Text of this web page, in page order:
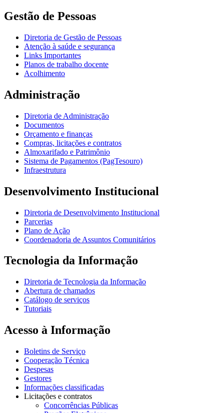
Gestão de Pessoas
Diretoria de Gestão de Pessoas
Atenção à saúde e segurança
Links Importantes
Planos de trabalho docente
Acolhimento
Administração
Diretoria de Administração
Documentos
Orçamento e finanças
Compras, licitações e contratos
Almoxarifado e Patrimônio
Sistema de Pagamentos (PagTesouro)
Infraestrutura
Desenvolvimento Institucional
Diretoria de Desenvolvimento Institucional
Parcerias
Plano de Ação
Coordenadoria de Assuntos Comunitários
Tecnologia da Informação
Diretoria de Tecnologia da Informação
Abertura de chamados
Catálogo de serviços
Tutoriais
Acesso à Informação
Boletins de Serviço
Cooperação Técnica
Despesas
Gestores
Informações classificadas
Licitações e contratos
Concorrências Públicas